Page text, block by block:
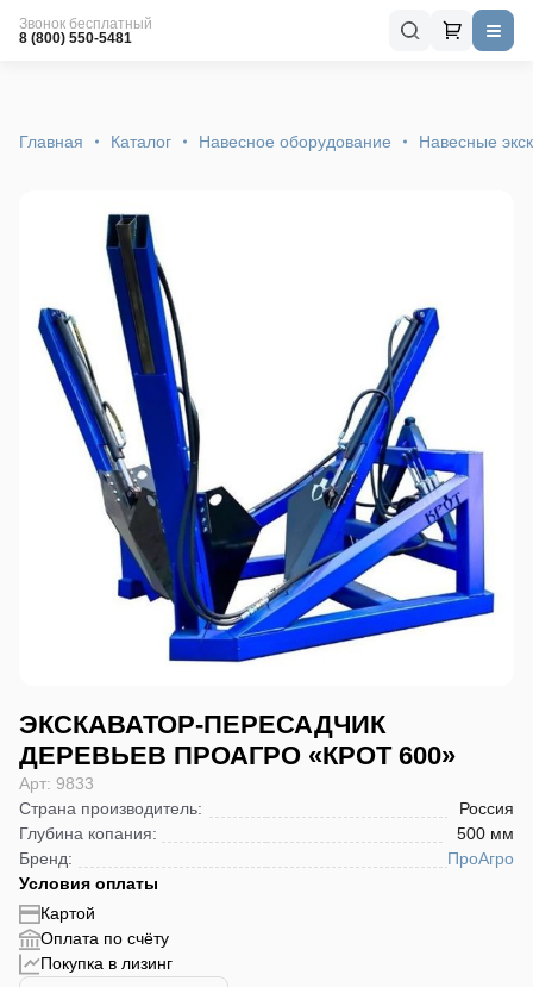
Звонок бесплатный
8 (800) 550-5481
Главная Каталог Навесное оборудование Навесные
ЭКСКАВАТОР-ПЕРЕСАДЧИК
ДЕРЕВЬЕВ ПРОАГРО «КРОТ 600»
Арт: 9833
Страна производитель:
Россия
Глубина копания:
500 мм
Бренд:
ПроАгро
Условия оплаты
Картой
Оплата по счёту
Покупка в лизинг